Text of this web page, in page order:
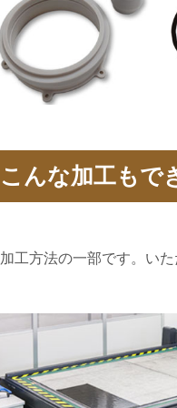
こんな加工もで
加工方法の一部です。い